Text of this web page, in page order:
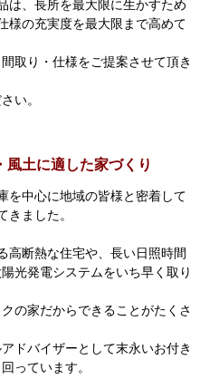
は、長所を最大限に生かすため
様の充実度を最大限まで高めて
取り・仕様をご提案させて頂き
い。
風土に適した家づくり
を中心に地域の皆様と密着して
きました。
高断熱な住宅や、長い日照時間
光発電システムをいち早く取り
の家だからできることがたくさ
ドバイザーとして末永いお付き
っています。